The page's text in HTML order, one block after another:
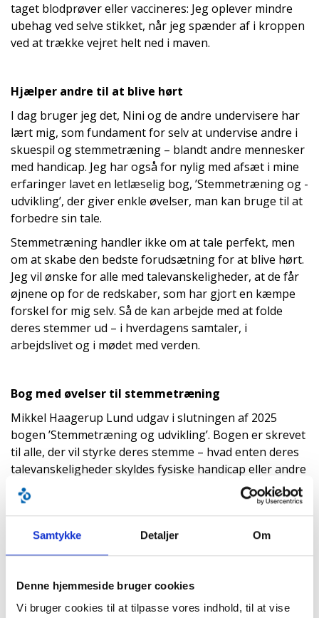
Samtykke Detaljer Om
Denne hjemmeside bruger cookies
Vi bruger cookies til at tilpasse vores indhold, til at vise
taget blodprøver eller vaccineres: Jeg oplever mindre
ubehag ved selve stikket, når jeg spænder af i kroppen
ved at trække vejret helt ned i maven.
Hjælper andre til at blive hørt
I dag bruger jeg det, Nini og de andre undervisere har
lært mig, som fundament for selv at undervise andre i
skuespil og stemmetræning – blandt andre mennesker
med handicap. Jeg har også for nylig med afsæt i mine
erfaringer lavet en letlæselig bog, ’Stemmetræning og -
udvikling’, der giver enkle øvelser, man kan bruge til at
forbedre sin tale.
Stemmetræning handler ikke om at tale perfekt, men
om at skabe den bedste forudsætning for at blive hørt.
Jeg vil ønske for alle med talevanskeligheder, at de får
øjnene op for de redskaber, som har gjort en kæmpe
forskel for mig selv. Så de kan arbejde med at folde
deres stemmer ud – i hverdagens samtaler, i
arbejdslivet og i mødet med verden.
Bog med øvelser til stemmetræning
Mikkel Haagerup Lund udgav i slutningen af 2025
bogen ’Stemmetræning og udvikling’. Bogen er skrevet
til alle, der vil styrke deres stemme – hvad enten deres
talevanskeligheder skyldes fysiske handicap eller andre
udfordringer. Den kan købes hos boghandlere og
online, blandt andet på saxo.com – på dansk og
engelsk.
Læs magasinet her